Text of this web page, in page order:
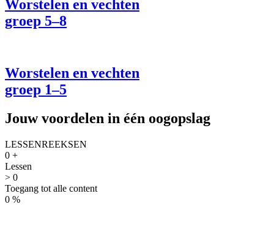
Worstelen en vechten
groep 5–8
Worstelen en vechten
groep 1–5
Jouw voordelen in één oogopslag
LESSENREEKSEN
0 +
Lessen
> 0
Toegang tot alle content
0 %